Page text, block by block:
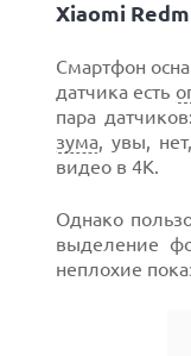
Xiaomi
Смартфон
датчика есть
пара
зума, увы,
видео в 4К.
Однако
выделение
неплохие